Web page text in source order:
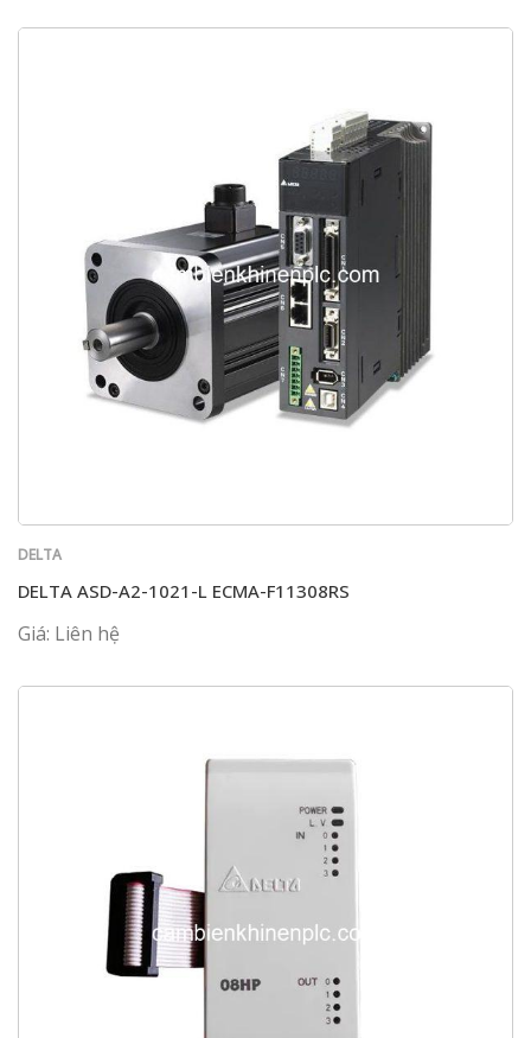
DELTA
DELTA ASD-A2-1021-L ECMA-F11308RS
Giá: Liên hệ